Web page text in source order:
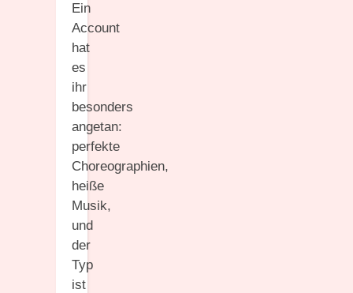
Ein
Account
hat
es
ihr
besonders
angetan:
perfekte
Choreographien,
heiße
Musik,
und
der
Typ
ist